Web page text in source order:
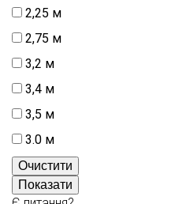
2,25 м
2,75 м
3,2 м
3,4 м
3,5 м
3.0 м
Очистити
Показати